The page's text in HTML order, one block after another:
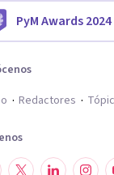
PyM Awards 2024
Redactores